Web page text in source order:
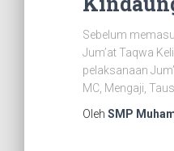
Sebelum
Jum’at Taqwa
pelaksanaan
MC, Mengaji,
Oleh SMP